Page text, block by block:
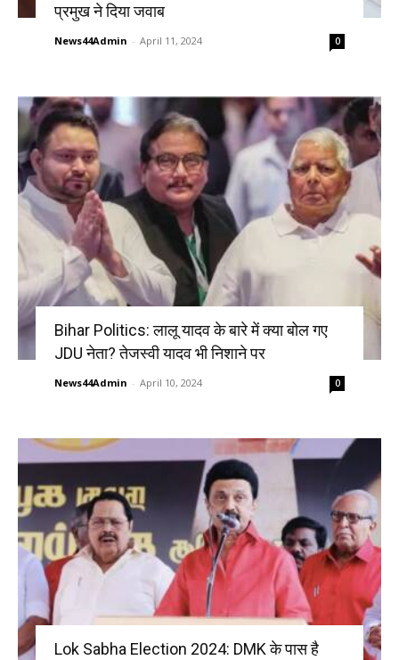
प्रमुख ने दिया जवाब
News44Admin - April 11, 2024 0
Bihar Politics: लालू यादव के बारे में क्या बोल गए
JDU नेता? तेजस्वी यादव भी निशाने पर
News44Admin - April 10, 2024 0
Lok Sabha Election 2024: DMK के पास है